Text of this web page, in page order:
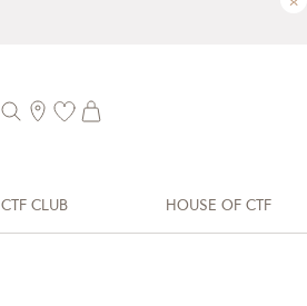
CTF CLUB HOUSE OF CTF